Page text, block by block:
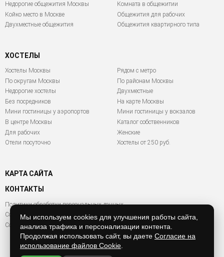
Недорогие общежития Москвы
Комната в общежитии
Койко место в Москве
Общежития для рабочих
Двухместные общежития
Общежития квартирного типа
ХОСТЕЛЫ
Хостелы Москвы
По округам Москвы
Недорогие хостелы
Без посредников
Мини гостиницы у аэропортов
В центре Москвы
Для рабочих
Отели посуточно
Рядом с метро
По районам Москвы
Двухместные
На карте Москвы
Мини гостиницы у вокзалов
Каталог собственников
Женские
Хостелы от 250 руб.
КАРТА САЙТА
КОНТАКТЫ
Политики обработки персональных данных
Согласие на обработку персональных данных
Согласие на обработку файлов Cookies
Мы используем cookies для улучшения работы сайта,
анализа трафика и персонализации контента.
Продолжая использовать сайт, вы даете Согласие на
использование файлов Cookie